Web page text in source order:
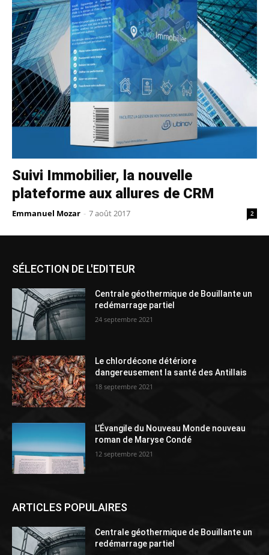
Suivi Immobilier, la nouvelle
plateforme aux allures de CRM
Emmanuel Mozar - 7 août 2017 2
SÉLECTION DE L'EDITEUR
Centrale géothermique de Bouillante un
redémarrage partiel
24 septembre 2021
Le chlordécone détériore
dangereusement la santé des Antillais
18 septembre 2021
L’Évangile du Nouveau Monde nouveau
roman de Maryse Condé
12 septembre 2021
ARTICLES POPULAIRES
Centrale géothermique de Bouillante un
redémarrage partiel